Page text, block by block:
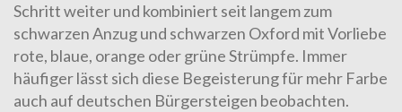
Schritt weiter und kombiniert seit langem zum
schwarzen Anzug und schwarzen Oxford mit Vorliebe
rote, blaue, orange oder grüne Strümpfe. Immer
häufiger lässt sich diese Begeisterung für mehr Farbe
auch auf deutschen Bürgersteigen beobachten.